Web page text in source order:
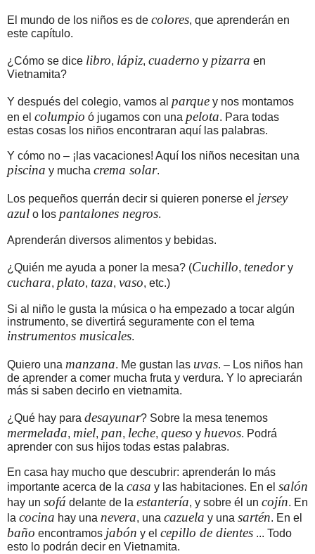
El mundo de los niños es de colores, que aprenderán en
este capítulo.
¿Cómo se dice libro, lápiz, cuaderno y pizarra en
Vietnamita?
Y después del colegio, vamos al parque y nos montamos
en el columpio ó jugamos con una pelota. Para todas
estas cosas los niños encontraran aquí las palabras.
Y cómo no – ¡las vacaciones! Aquí los niños necesitan una
piscina y mucha crema solar.
Los pequeños querrán decir si quieren ponerse el jersey
azul o los pantalones negros.
Aprenderán diversos alimentos y bebidas.
¿Quién me ayuda a poner la mesa? (Cuchillo, tenedory
cuchara, plato, taza, vaso, etc.)
Si al niño le gusta la música o ha empezado a tocar algún
instrumento, se divertirá seguramente con el tema
instrumentos musicales.
Quiero una manzana. Me gustan las uvas. – Los niños han
de aprender a comer mucha fruta y verdura. Y lo apreciarán
más si saben decirlo en vietnamita.
¿Qué hay para desayunar? Sobre la mesa tenemos
mermelada, miel, pan, leche, queso y huevos. Podrá
aprender con sus hijos todas estas palabras.
En casa hay mucho que descubrir: aprenderán lo más
importante acerca de la casa y las habitaciones. En el salón
hay un sofá delante de la estantería, y sobre él un cojín. En
la cocina hay una nevera, una cazuela y una sartén. En el
baño encontramos jabón y el cepillo de dientes ... Todo
esto lo podrán decir en Vietnamita.